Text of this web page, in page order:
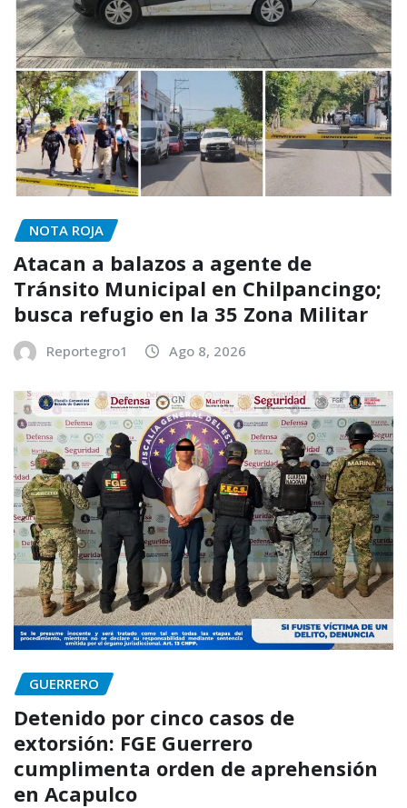
NOTA ROJA
Atacan a balazos a agente de
Tránsito Municipal en Chilpancingo;
busca refugio en la 35 Zona Militar
Reportegro1 Ago 8, 2026
GUERRERO
Detenido por cinco casos de
extorsión: FGE Guerrero
cumplimenta orden de aprehensión
en Acapulco